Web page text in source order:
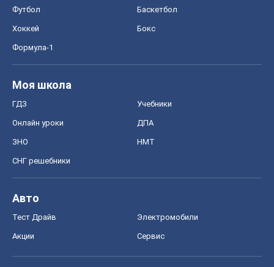
Футбол Баскетбол
Хоккей Бокс
Формула-1
Моя школа
ГДЗ Учебники
Онлайн уроки ДПА
ЗНО НМТ
СНГ решебники
Авто
Тест Драйв Электромобили
Акции Сервис